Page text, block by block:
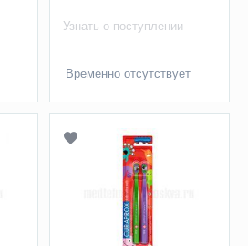
Узнать о поступлении
Временно отсутствует